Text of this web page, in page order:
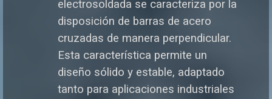
electrosoldada se caracteriza por la
disposición de barras de acero
cruzadas de manera perpendicular.
Esta característica permite un
diseño sólido y estable, adaptado
tanto para aplicaciones industriales